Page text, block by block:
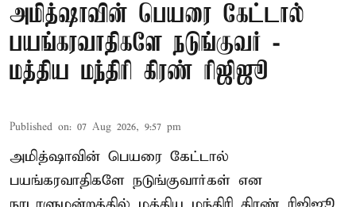
அமித்ஷாவின் பெயரை கேட்டால்
பயங்கரவாதிகளே நடுங்குவர் -
மத்திய மந்திரி கிரண் ரிஜிஜூ
Published on: 07 Aug 2026, 9:57 pm
அமித்ஷாவின் பெயரை கேட்டால்
பயங்கரவாதிகளே நடுங்குவார்கள் என